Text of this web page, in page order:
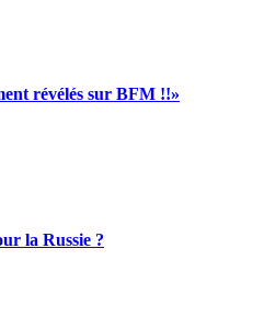
révélés sur BFM !!»
la Russie ?